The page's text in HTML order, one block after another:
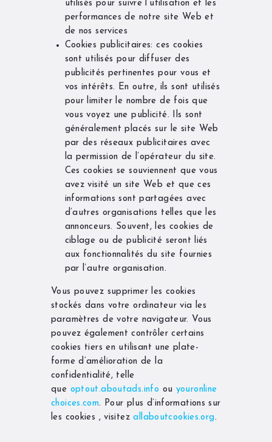
utilisés pour suivre l’utilisation et les
performances de notre site Web et
de nos services
Cookies publicitaires: ces cookies
sont utilisés pour diffuser des
publicités pertinentes pour vous et
vos intérêts. En outre, ils sont utilisés
pour limiter le nombre de fois que
vous voyez une publicité. Ils sont
généralement placés sur le site Web
par des réseaux publicitaires avec
la permission de l’opérateur du site.
Ces cookies se souviennent que vous
avez visité un site Web et que ces
informations sont partagées avec
d’autres organisations telles que les
annonceurs. Souvent, les cookies de
ciblage ou de publicité seront liés
aux fonctionnalités du site fournies
par l’autre organisation.
Vous pouvez supprimer les cookies
stockés dans votre ordinateur via les
paramètres de votre navigateur. Vous
pouvez également contrôler certains
cookies tiers en utilisant une plate-
forme d’amélioration de la
confidentialité, telle
que optout.aboutads.info ou youronline
choices.com. Pour plus d’informations sur
les cookies , visitezallaboutcookies.org.